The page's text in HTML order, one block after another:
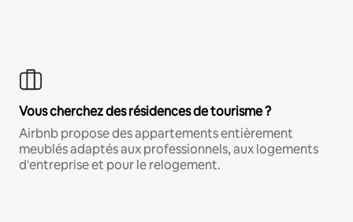
Vous cherchez des résidences de tourisme ?
Airbnb propose des appartements entièrement
meublés adaptés aux professionnels, aux logements
d'entreprise et pour le relogement.